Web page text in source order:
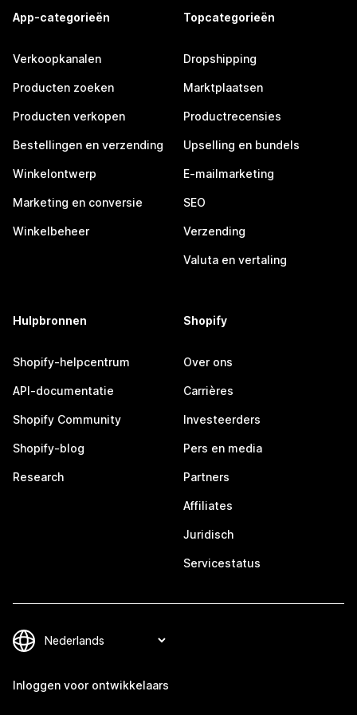
App-categorieën
Verkoopkanalen
Producten zoeken
Producten verkopen
Bestellingen en verzending
Winkelontwerp
Marketing en conversie
Winkelbeheer
Topcategorieën
Dropshipping
Marktplaatsen
Productrecensies
Upselling en bundels
E-mailmarketing
SEO
Verzending
Valuta en vertaling
Hulpbronnen
Shopify-helpcentrum
API-documentatie
Shopify Community
Shopify-blog
Research
Shopify
Over ons
Carrières
Investeerders
Pers en media
Partners
Affiliates
Juridisch
Servicestatus
Inloggen voor ontwikkelaars